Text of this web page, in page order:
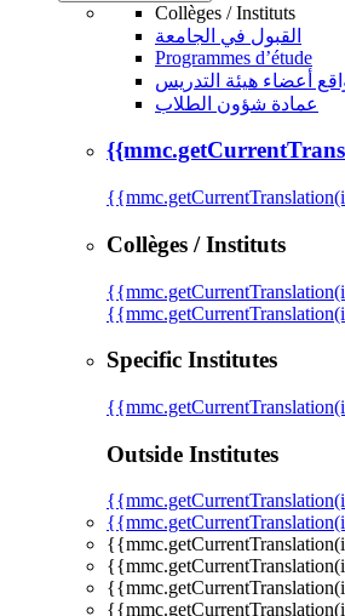
Collèges / Instituts
القبول في الجامعة
Programmes d’étude
أعضاء هيئة التدريس
عمادة شؤون الطلاب
Collèges / Instituts
Specific Institutes
Outside Institutes